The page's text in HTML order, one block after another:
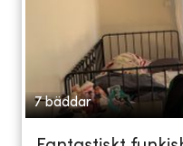
7 bäddar